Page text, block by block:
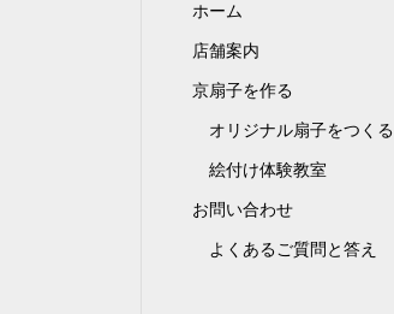
ホーム
店舗案内
京扇子を作る
オリジナル扇子をつくる
絵付け体験教室
お問い合わせ
よくあるご質問と答え